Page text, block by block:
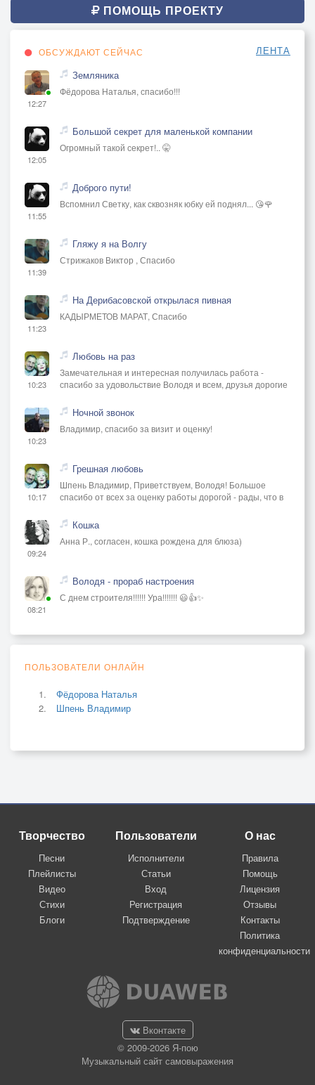
ПОМОЩЬ ПРОЕКТУ
ОБСУЖДАЮТ СЕЙЧАС ЛЕНТА
12:27
Земляника
Фёдорова Наталья, спасибо!!!
12:05
Большой секрет для маленькой компании
Огромный такой секрет!.. 🤫
11:55
Доброго пути!
Вспомнил Светку, как сквозняк юбку ей поднял... 😘🌹
11:39
Гляжу я на Волгу
Стрижаков Виктор , Спасибо
11:23
На Дерибасовской открылася пивная
КАДЫРМЕТОВ МАРАТ, Спасибо
10:23
Любовь на раз
Замечательная и интересная получилась работа -
спасибо за удовольствие Володя и всем, друзья дорогие
10:23
Ночной звонок
Владимир, спасибо за визит и оценку!
10:17
Грешная любовь
Шпень Владимир, Приветствуем, Володя! Большое
спасибо от всех за оценку работы дорогой - рады, что в
09:24
Кошка
Анна Р., согласен, кошка рождена для блюза)
08:21
Володя - прораб настроения
С днем строителя!!!!!! Ура!!!!!!! 😃👍✨
ПОЛЬЗОВАТЕЛИ ОНЛАЙН
Фёдорова Наталья
Шпень Владимир
Творчество
Песни
Плейлисты
Видео
Стихи
Блоги
Пользователи
Исполнители
Статьи
Вход
Регистрация
Подтверждение
О нас
Правила
Помощь
Лицензия
Отзывы
Контакты
Политика
конфиденциальности
Вконтакте
© 2009-2026 Я-пою
Музыкальный сайт самовыражения